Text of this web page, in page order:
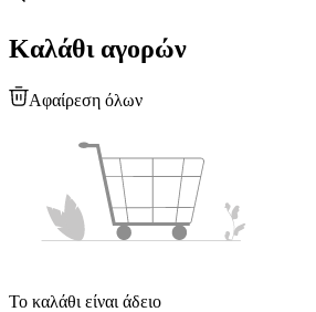
Καλάθι αγορών
Αφαίρεση όλων
Το καλάθι είναι άδειο